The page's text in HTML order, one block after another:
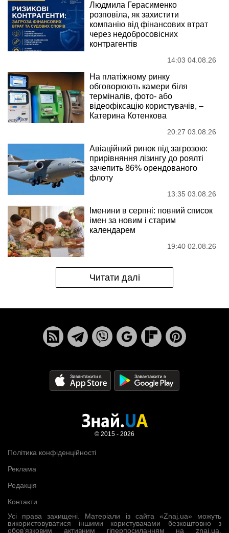
Людмила Герасименко
розповіла, як захистити
компанію від фінансових втрат
через недобросовісних
контрагентів
14:03 04.08.26
На платіжному ринку
обговорюють камери біля
терміналів, фото- або
відеофіксацію користувачів, –
Катерина Котенкова
20:27 03.08.26
Авіаційний ринок під загрозою:
прирівняння лізингу до роялті
зачепить 86% орендованого
флоту
13:35 03.08.26
Іменини в серпні: повний список
імен за новим і старим
календарем
19:40 02.08.26
Читати далі
Усі права захищені. Матеріали із сайта «Znaj.ua» можуть
використовуватися іншими користувачами безкоштовно з
обов’язковим активним гіперпосиланням на znaj.ua,
Політика конфіденційності
Реклама
Редакція
Контакти
© 2015 - 2026